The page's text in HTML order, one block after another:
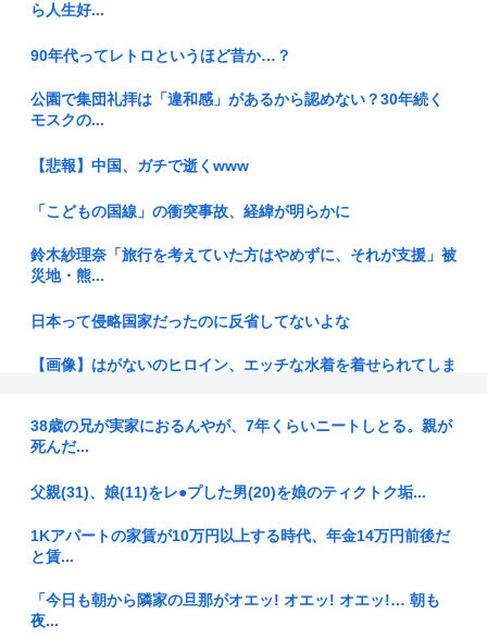
ら人生好...
90年代ってレトロというほど昔か…？
公園で集団礼拝は「違和感」があるから認めない？30年続く
モスクの...
【悲報】中国、ガチで逝くwww
「こどもの国線」の衝突事故、経緯が明らかに
鈴木紗理奈「旅行を考えていた方はやめずに、それが支援」被
災地・熊...
日本って侵略国家だったのに反省してないよな
【画像】はがないのヒロイン、エッチな水着を着せられてしま
40歳実家暮らし派遣バイトこどおじだけど
い」 俺「...
日本の1人当たりGDPがOECD24位に、韓国との順位差拡大=
韓...
【香川県】フィリピン国籍の外国語指導助手、女子生徒への不
同意わい...
38歳の兄が実家におるんやが、7年くらいニートしとる。親が
死んだ...
父親(31)、娘(11)をレ●プした男(20)を娘のティクトク垢...
1Kアパートの家賃が10万円以上する時代、年金14万円前後だ
と賃...
「今日も朝から隣家の旦那がオエッ! オエッ! オエッ!… 朝も
夜...